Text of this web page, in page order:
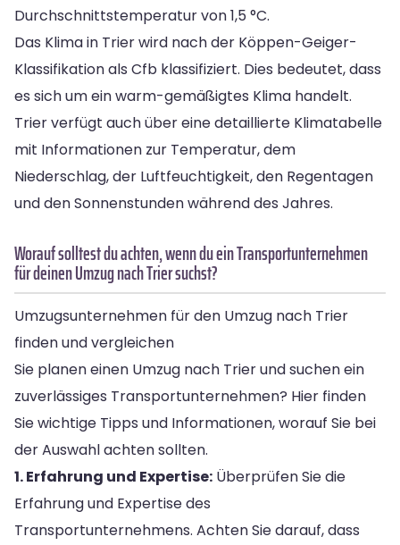
Durchschnittstemperatur von 1,5 °C.
Das Klima in Trier wird nach der Köppen-Geiger-
Klassifikation als Cfb klassifiziert. Dies bedeutet, dass
es sich um ein warm-gemäßigtes Klima handelt.
Trier verfügt auch über eine detaillierte Klimatabelle
mit Informationen zur Temperatur, dem
Niederschlag, der Luftfeuchtigkeit, den Regentagen
und den Sonnenstunden während des Jahres.
Worauf solltest du achten, wenn du ein Transportunternehmen
für deinen Umzug nach Trier suchst?
Umzugsunternehmen für den Umzug nach Trier
finden und vergleichen
Sie planen einen Umzug nach Trier und suchen ein
zuverlässiges Transportunternehmen? Hier finden
Sie wichtige Tipps und Informationen, worauf Sie bei
der Auswahl achten sollten.
1. Erfahrung und Expertise: Überprüfen Sie die
Erfahrung und Expertise des
Transportunternehmens. Achten Sie darauf, dass